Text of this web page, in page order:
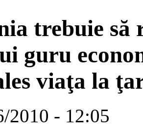
trebuie să
guru
viaţa la
2010 - 12:05